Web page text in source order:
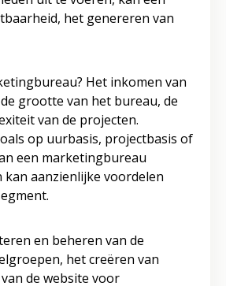
het genereren van
Het inkomen van
grootte van het bureau, de
van de projecten.
op uurbasis, projectbasis of
een marketingbureau
aanzienlijke voordelen
en beheren van de
het creëren van
de website voor